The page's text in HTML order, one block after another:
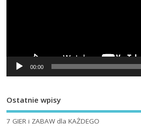
00:00
Ostatnie wpisy
7 GIER i ZABAW dla KAŻDEGO